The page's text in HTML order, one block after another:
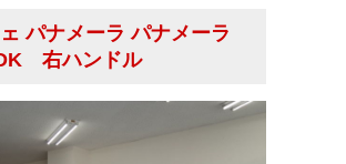
パナメーラ パナメーラ
右ハンドル